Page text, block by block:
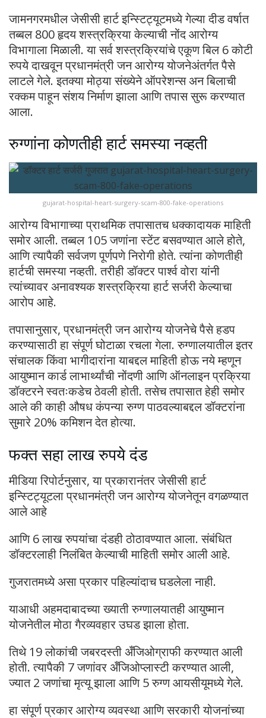
जामनगरमधील जेसीसी हार्ट इन्स्टिट्यूटमध्ये गेल्या दीड वर्षात
तब्बल 800 हृदय शस्त्रक्रिया केल्याची नोंद आरोग्य
विभागाला मिळाली. या सर्व शस्त्रक्रियांचे एकूण बिल 6 कोटी
रुपये दाखवून प्रधानमंत्री जन आरोग्य योजनेअंतर्गत पैसे
लाटले गेले. इतक्या मोठ्या संख्येने ऑपरेशन्स अन बिलाची
रक्कम पाहून संशय निर्माण झाला आणि तपास सुरू करण्यात
आला.
रुग्णांना कोणतीही हार्ट समस्या नव्हती
gujarat-hospital-heart-surgery-scam-800-fake-operations
आरोग्य विभागाच्या प्राथमिक तपासातच धक्कादायक माहिती
समोर आली. तब्बल 105 जणांना स्टेंट बसवण्यात आले होते,
आणि त्यापैकी सर्वजण पूर्णपणे निरोगी होते. त्यांना कोणतीही
हार्टची समस्या नव्हती. तरीही डॉक्टर पार्श्व वोरा यांनी
त्यांच्यावर अनावश्यक शस्त्रक्रिया हार्ट सर्जरी केल्याचा
आरोप आहे.
तपासानुसार, प्रधानमंत्री जन आरोग्य योजनेचे पैसे हडप
करण्यासाठी हा संपूर्ण घोटाळा रचला गेला. रुग्णालयातील इतर
संचालक किंवा भागीदारांना याबद्दल माहिती होऊ नये म्हणून
आयुष्मान कार्ड लाभार्थ्यांची नोंदणी आणि ऑनलाइन प्रक्रिया
डॉक्टरने स्वतःकडेच ठेवली होती. तसेच तपासात हेही समोर
आले की काही औषध कंपन्या रुग्ण पाठवल्याबद्दल डॉक्टरांना
सुमारे 20% कमिशन देत होत्या.
फक्त सहा लाख रुपये दंड
मीडिया रिपोर्टनुसार, या प्रकारानंतर जेसीसी हार्ट
इन्स्टिट्यूटला प्रधानमंत्री जन आरोग्य योजनेतून वगळण्यात
आले आहे
आणि 6 लाख रुपयांचा दंडही ठोठावण्यात आला. संबंधित
डॉक्टरलाही निलंबित केल्याची माहिती समोर आली आहे.
गुजरातमध्ये असा प्रकार पहिल्यांदाच घडलेला नाही.
याआधी अहमदाबादच्या ख्याती रुग्णालयातही आयुष्मान
योजनेतील मोठा गैरव्यवहार उघड झाला होता.
तिथे 19 लोकांची जबरदस्ती अँजिओग्राफी करण्यात आली
होती. त्यापैकी 7 जणांवर अँजिओप्लास्टी करण्यात आली,
ज्यात 2 जणांचा मृत्यू झाला आणि 5 रुग्ण आयसीयूमध्ये गेले.
हा संपूर्ण प्रकार आरोग्य व्यवस्था आणि सरकारी योजनांच्या